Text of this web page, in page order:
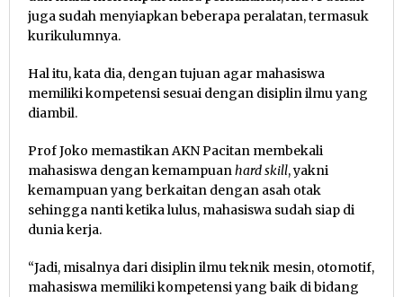
juga sudah menyiapkan beberapa peralatan, termasuk
kurikulumnya.
Hal itu, kata dia, dengan tujuan agar mahasiswa
memiliki kompetensi sesuai dengan disiplin ilmu yang
diambil.
Prof Joko memastikan AKN Pacitan membekali
mahasiswa dengan kemampuanhard skill, yakni
kemampuan yang berkaitan dengan asah otak
sehingga nanti ketika lulus, mahasiswa sudah siap di
dunia kerja.
“Jadi, misalnya dari disiplin ilmu teknik mesin, otomotif,
mahasiswa memiliki kompetensi yang baik di bidang